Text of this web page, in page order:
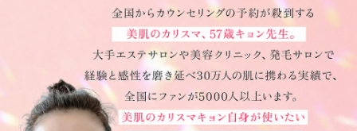
2025/09/15 投稿者：キョンラー おすすめレベ
クリームというよりは乳液に近い?
スーっとお肌に浸透して、すっごく潤います!
うる肌にかかせないアイテムです!!